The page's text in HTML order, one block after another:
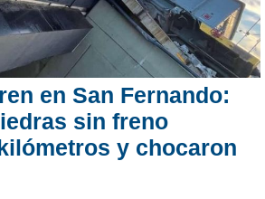
en San Fernando:
sin freno
y chocaron